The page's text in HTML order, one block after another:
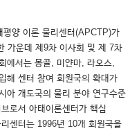
양 이론 물리센터(APCTP)가
가운데 제9차 이사회 및 제 7차
에서는 몽골, 미얀마, 라오스,
해 센터 참여 회원국의 확대가
아 개도국의 물리 분야 연구수준
로서 아태이론센터가 핵심
센터는 1996년 10개 회원국을